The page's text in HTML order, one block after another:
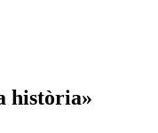
història»